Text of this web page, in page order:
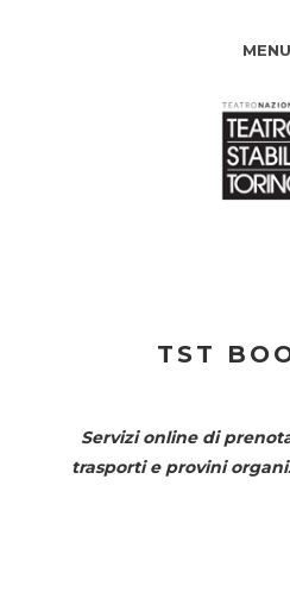
MENU
TST
Servizi online di
trasporti e provini